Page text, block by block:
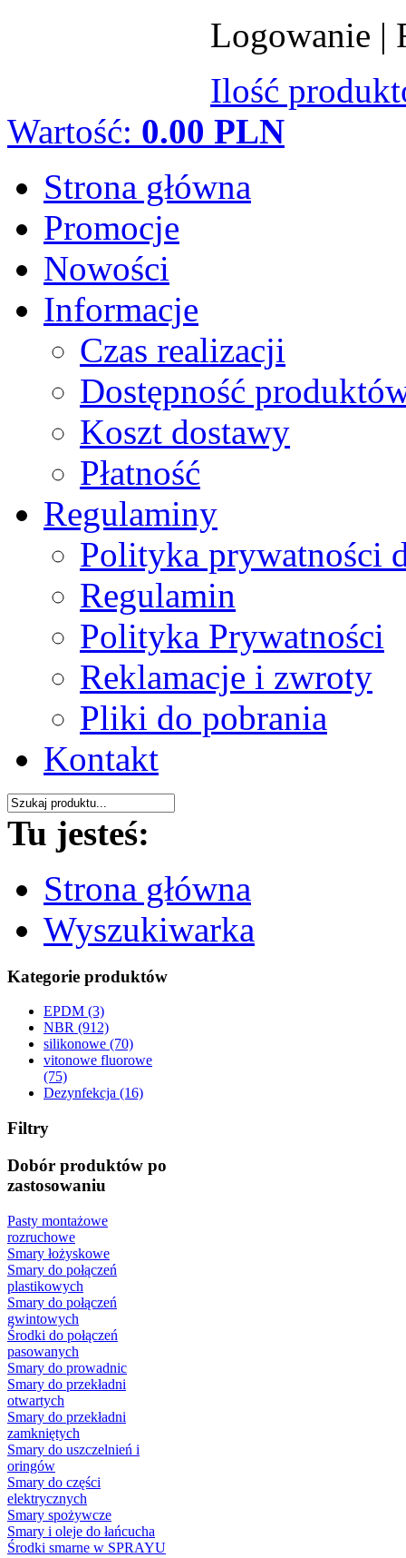
Logowanie |
Ilość
Wartość: 0.00 PLN
Strona główna
Promocje
Nowości
Informacje
Czas realizacji
Dostępność
Koszt dostawy
Płatność
Regulaminy
Polityka prywatności
Regulamin
Polityka Prywatności
Reklamacje i zwroty
Pliki do pobrania
Kontakt
Tu jesteś:
Strona główna
Wyszukiwarka
Kategorie produktów
EPDM (3)
NBR (912)
silikonowe (70)
vitonowe fluorowe
(75)
Dezynfekcja (16)
Filtry
Dobór produktów po
zastosowaniu
Pasty montażowe
rozruchowe
Smary łożyskowe
Smary do połączeń
plastikowych
Smary do połączeń
gwintowych
Środki do połączeń
pasowanych
Smary do prowadnic
Smary do przekładni
otwartych
Smary do przekładni
zamkniętych
Smary do uszczelnień i
oringów
Smary do części
elektrycznych
Smary spożywcze
Smary i oleje do łańcucha
Środki smarne w SPRAYU